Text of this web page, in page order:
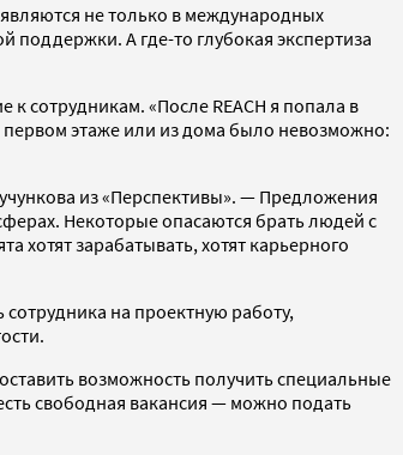
не только в международных
поддержки. А где-то глубокая экспертиза
сотрудникам. «После REACH я попала в
первом этаже или из дома было невозможно:
из «Перспективы». — Предложения
Некоторые опасаются брать людей с
зарабатывать, хотят карьерного
сотрудника на проектную работу,
возможность получить специальные
свободная вакансия — можно подать